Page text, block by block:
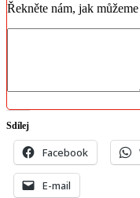
Řekněte nám, jak
Sdílej
Facebook
E-mail